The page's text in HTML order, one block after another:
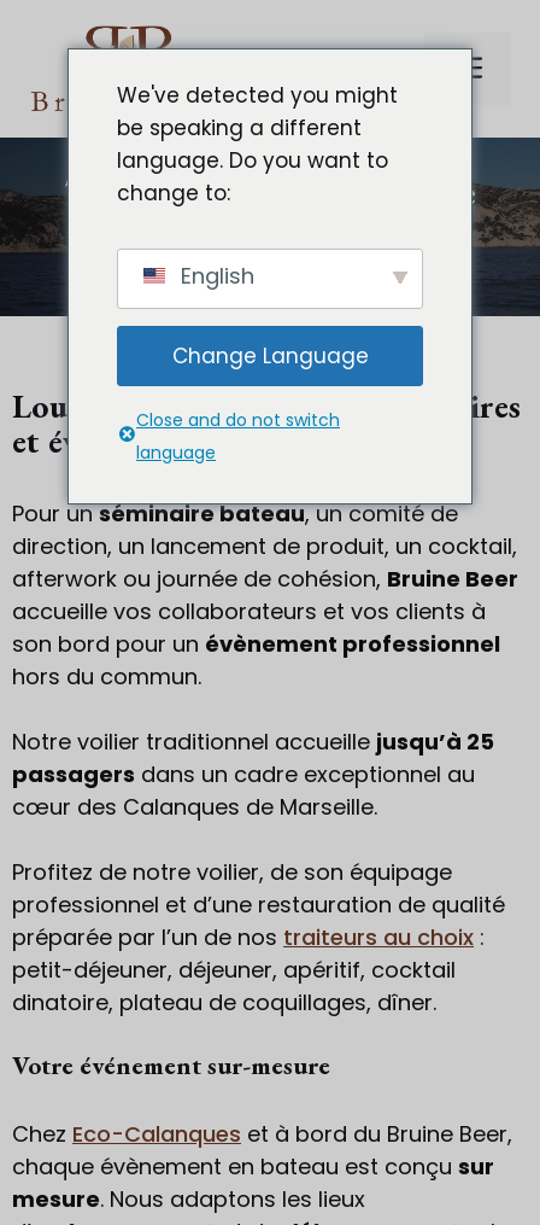
Team building et séminaire
Marseille
Louer le voilier pour vos séminaires
et évènements pro
Pour unséminaire bateau, un comité de
direction, un lancement de produit, un cocktail,
afterwork ou journée de cohésion, Bruine Beer
accueille vos collaborateurs et vos clients à
son bord pour un évènement professionnel
hors du commun.
Notre voilier traditionnel accueille jusqu’à 25
passagers dans un cadre exceptionnel au
cœur des Calanques de Marseille.
Profitez de notre voilier, de son équipage
professionnel et d’une restauration de qualité
préparée par l’un de nos traiteurs au choix :
petit-déjeuner, déjeuner, apéritif, cocktail
dinatoire, plateau de coquillages, dîner.
Votre événement sur-mesure
Chez Eco-Calanques et à bord du Bruine Beer,
chaque évènement en bateau est conçu sur
mesure. Nous adaptons les lieux
We've detected you might
be speaking a different
language. Do you want to
change to:
English
Change Language
Close and do not switch
language